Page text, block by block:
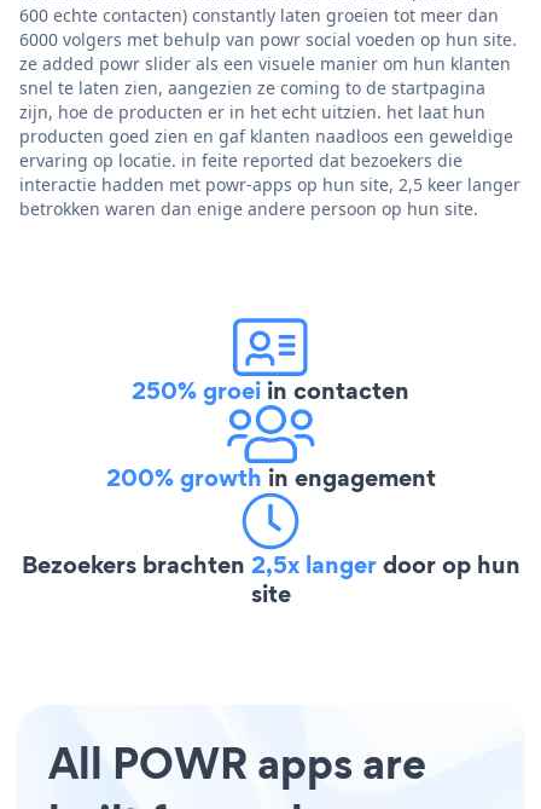
600 echte contacten) constantly laten groeien tot meer dan
6000 volgers met behulp van powr social voeden op hun site.
ze added powr slider als een visuele manier om hun klanten
snel te laten zien, aangezien ze coming to de startpagina
zijn, hoe de producten er in het echt uitzien. het laat hun
producten goed zien en gaf klanten naadloos een geweldige
ervaring op locatie. in feite reported dat bezoekers die
interactie hadden met powr-apps op hun site, 2,5 keer langer
betrokken waren dan enige andere persoon op hun site.
250% groei in contacten
200% growth in engagement
Bezoekers brachten 2,5x langerdoor op hun
site
All POWR apps are